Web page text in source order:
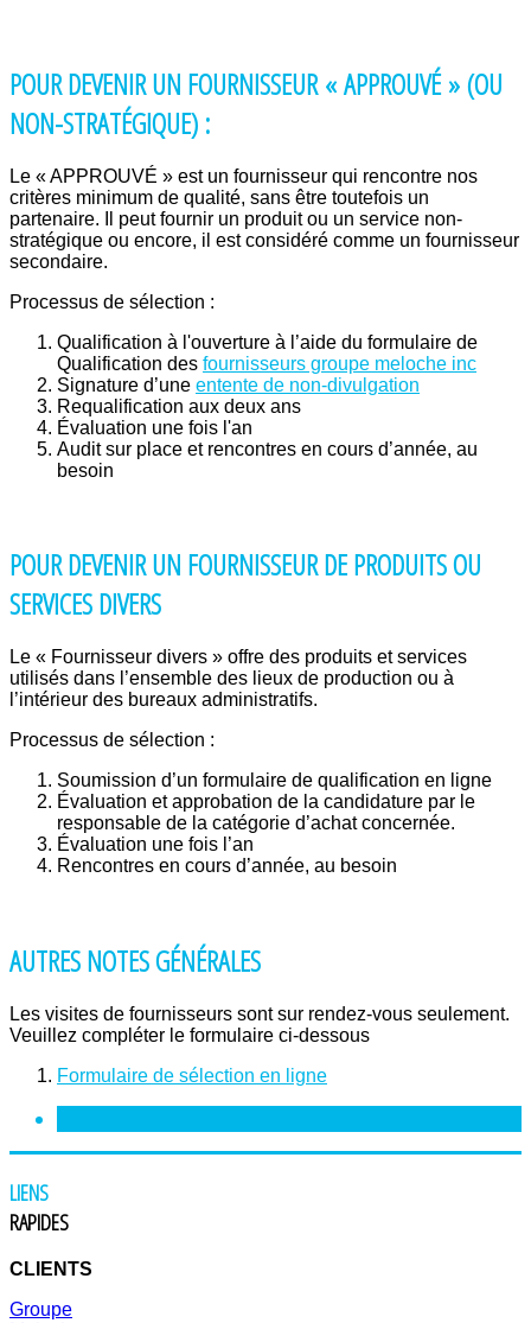
POUR DEVENIR UN FOURNISSEUR « APPROUVÉ » (OU
NON-STRATÉGIQUE) :
Le « APPROUVÉ » est un fournisseur qui rencontre nos
critères minimum de qualité, sans être toutefois un
partenaire. Il peut fournir un produit ou un service non-
stratégique ou encore, il est considéré comme un fournisseur
secondaire.
Processus de sélection :
Qualification à l'ouverture à l’aide du formulaire de
Qualification des fournisseurs groupe meloche inc
Signature d’une entente de non-divulgation
Requalification aux deux ans
Évaluation une fois l'an
Audit sur place et rencontres en cours d’année, au
besoin
POUR DEVENIR UN FOURNISSEUR DE PRODUITS OU
SERVICES DIVERS
Le « Fournisseur divers » offre des produits et services
utilisés dans l’ensemble des lieux de production ou à
l’intérieur des bureaux administratifs.
Processus de sélection :
Soumission d’un formulaire de qualification en ligne
Évaluation et approbation de la candidature par le
responsable de la catégorie d’achat concernée.
Évaluation une fois l’an
Rencontres en cours d’année, au besoin
AUTRES NOTES GÉNÉRALES
Les visites de fournisseurs sont sur rendez-vous seulement.
Veuillez compléter le formulaire ci-dessous
Formulaire de sélection en ligne
LIENS
RAPIDES
CLIENTS
Groupe